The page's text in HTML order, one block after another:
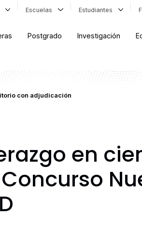
Escuelas Estudiantes
Postgrado Investigación
con adjudicación
en